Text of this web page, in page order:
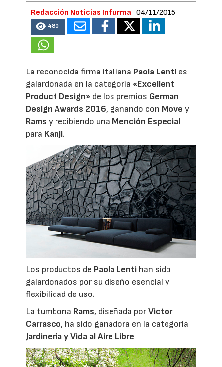
Redacción Noticias Infurma 04/11/2015
480
La reconocida firma italiana Paola Lenti es
galardonada en la categoría «Excellent
Product Design» de los premios German
Design Awards 2016, ganando con Move y
Rams y recibiendo una Mención Especial
para Kanji.
Los productos de Paola Lenti han sido
galardonados por su diseño esencial y
flexibilidad de uso.
La tumbona Rams, diseñada porVictor
Carrasco, ha sido ganadora en la categoría
Jardinería y Vida al Aire Libre